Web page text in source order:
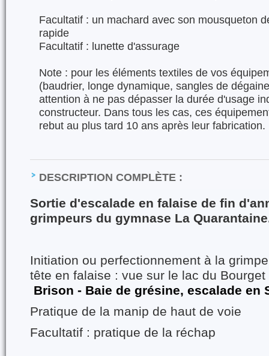
Facultatif : un machard avec son mousqueton
rapide
Facultatif : lunette d'assurage
Note : pour les éléments textiles de vos
(baudrier, longe dynamique, sangles de
attention à ne pas dépasser la durée d'usage
constructeur. Dans tous les cas, ces
rebut au plus tard 10 ans après leur fabrication.
DESCRIPTION COMPLÈTE :
Sortie d'escalade en falaise de fin
grimpeurs du gymnase La
Initiation ou perfectionnement à la
tête en falaise : vue sur le lac du
Brison - Baie de grésine, escalade en
Pratique de la manip de haut de voie
Facultatif : pratique de la réchap